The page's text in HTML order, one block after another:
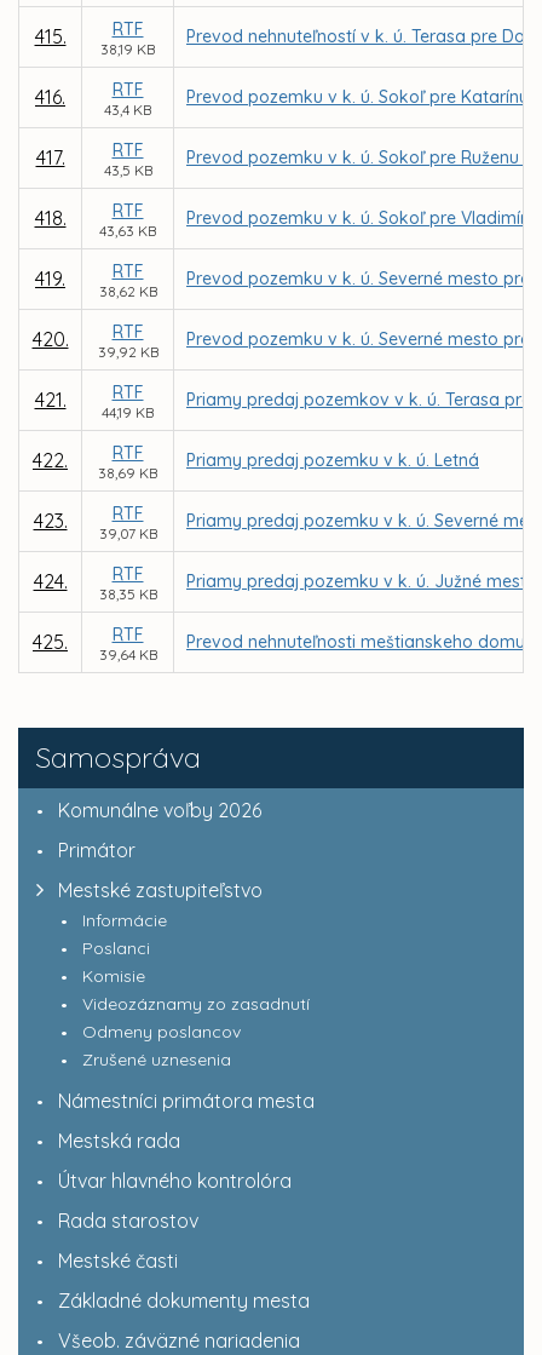
Samospráva
Komunálne voľby 2026
Primátor
Mestské zastupiteľstvo
Informácie
Poslanci
Komisie
Videozáznamy zo zasadnutí
Odmeny poslancov
Zrušené uznesenia
Námestníci primátora mesta
Mestská rada
Útvar hlavného kontrolóra
Rada starostov
Mestské časti
Základné dokumenty mesta
Všeob. záväzné nariadenia
415. RTF
38,19 KB
Prevod nehnuteľností v k. ú. Terasa pre
416. RTF
43,4 KB
Prevod pozemku v k. ú. Sokoľ pre
417. RTF
43,5 KB
Prevod pozemku v k. ú. Sokoľ pre Ruženu
418. RTF
43,63 KB
Prevod pozemku v k. ú. Sokoľ pre
419. RTF
38,62 KB
Prevod pozemku v k. ú. Severné mesto
420. RTF
39,92 KB
Prevod pozemku v k. ú. Severné mesto
421. RTF
44,19 KB
Priamy predaj pozemkov v k. ú. Terasa
422. RTF
38,69 KB
Priamy predaj pozemku v k. ú. Letná
423. RTF
39,07 KB
Priamy predaj pozemku v k. ú. Severné
424. RTF
38,35 KB
Priamy predaj pozemku v k. ú. Južné mesto
425. RTF
39,64 KB
Prevod nehnuteľnosti meštianskeho domu